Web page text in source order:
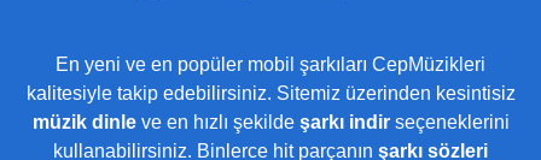
En yeni ve en popüler mobil şarkıları CepMüzikleri
kalitesiyle takip edebilirsiniz. Sitemiz üzerinden kesintisiz
müzik dinleve en hızlı şekilde şarkı indirseçeneklerini
kullanabilirsiniz. Binlerce hit parçanın şarkı sözleri